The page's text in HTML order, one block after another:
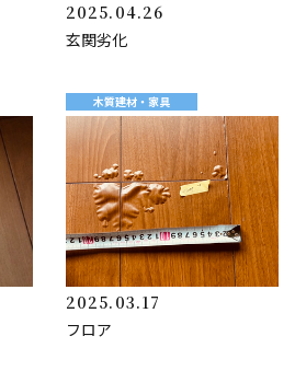
2025.04.26
玄関劣化
木質建材・家具
2025.03.17
フロア